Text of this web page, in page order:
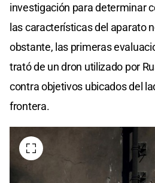
investigación para determinar
las características del aparato
obstante, las primeras
trató de un dron utilizado por
contra objetivos ubicados del
frontera.